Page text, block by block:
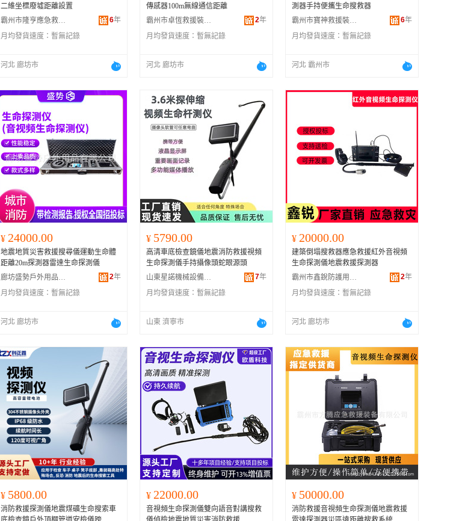
二維坐標廢墟距離設置
霸州市隆亨應急救援裝備有限公司
6年
月均發貨速度： 暫無記錄
河北 廊坊市
傳感器100m無線通信距離
霸州市卓恆救援裝備有限公司
2年
月均發貨速度： 暫無記錄
河北 廊坊市
測器手持便攜生命搜救器
霸州市寶神救援裝備有限公司
6年
月均發貨速度： 暫無記錄
河北 霸州市
¥ 24000.00
地震地質災害救援搜尋儀運動生命體
距離20m探測器雷達生命探測儀
廊坊盛勢戶外用品有限公司
2年
月均發貨速度： 暫無記錄
河北 廊坊市
¥ 5790.00
高清車底檢查鏡儀地震消防救援視頻
生命探測儀手持攝像頭蛇眼源頭
山東星諾機械設備有限公司
7年
月均發貨速度： 暫無記錄
山東 濟寧市
¥ 20000.00
建築倒塌搜救器應急救援紅外音視頻
生命探測儀地震救援探測器
霸州市鑫銳防護用品部
2年
月均發貨速度： 暫無記錄
河北 廊坊市
¥ 5800.00
消防救援探測儀地震煤礦生命搜索車
¥ 22000.00
音視頻生命探測儀雙向語音對講搜救
¥ 50000.00
消防救援音視頻生命探測儀地震救援